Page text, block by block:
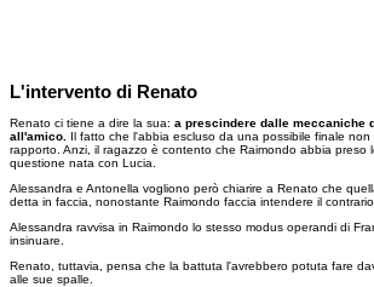
L'intervento di Renato
Renato ci tiene a dire la sua: a prescindere dalle meccaniche
all'amico.
Il fatto che l'abbia escluso da una possibile finale non
rapporto. Anzi, il ragazzo è contento che Raimondo abbia preso
questione nata con Lucia.
Alessandra e Antonella vogliono però chiarire a Renato che
detta in faccia, nonostante Raimondo faccia intendere il contrario.
Alessandra ravvisa in Raimondo lo stesso modus operandi di
insinuare.
Renato, tuttavia, pensa che la battuta l'avrebbero potuta fare
alle sue spalle.